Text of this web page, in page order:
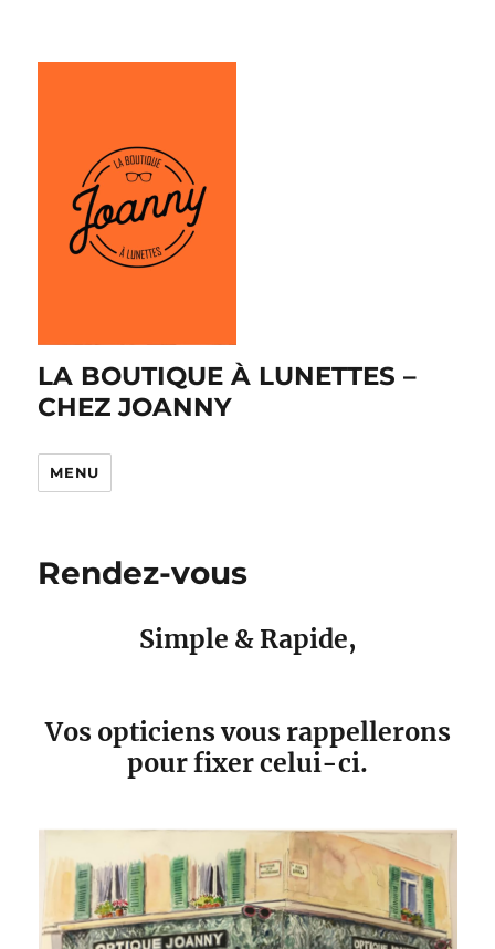
LA BOUTIQUE À LUNETTES –
CHEZ JOANNY
MENU
Rendez-vous
Simple & Rapide,
Vos opticiens vous rappellerons
pour fixer celui-ci.